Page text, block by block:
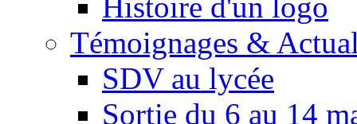
Histoire d'un logo
Témoignages &
SDV au lycée
Sortie du 6 au 14